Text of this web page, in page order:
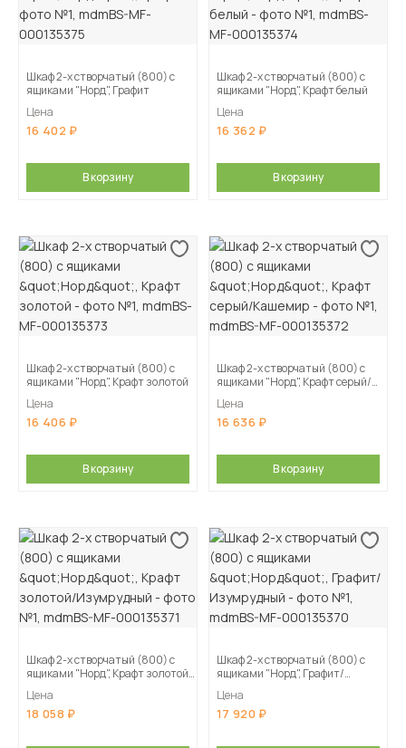
Шкаф 2-х створчатый (800) с
ящиками "Норд", Графит
Цена
16 402
В корзину
Шкаф 2-х створчатый (800) с
ящиками "Норд", Крафт белый
Цена
16 362
В корзину
Шкаф 2-х створчатый (800) с
ящиками "Норд", Крафт золотой
Цена
16 406
В корзину
Шкаф 2-х створчатый (800) с
ящиками "Норд", Крафт серый/
Цена
16 636
В корзину
Шкаф 2-х створчатый (800) с
ящиками "Норд", Крафт золотой/
Цена
18 058
Шкаф 2-х створчатый (800) с
ящиками "Норд", Графит/
Цена
17 920